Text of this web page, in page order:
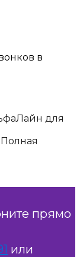
в
для
прямо
или